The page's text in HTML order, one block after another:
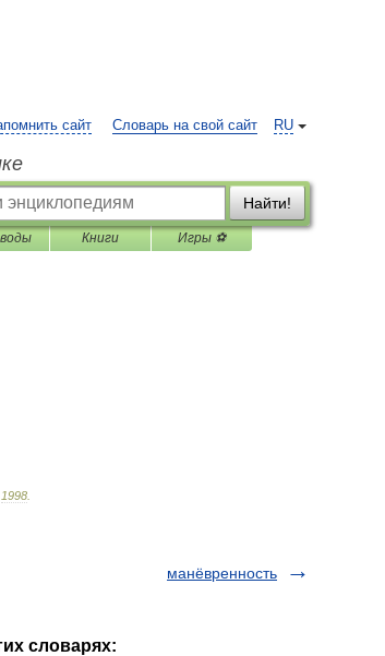
RU
сайт Словарь на свой сайт
Найти!
Книги Игры ⚽
1998
манёвренность
словарях: